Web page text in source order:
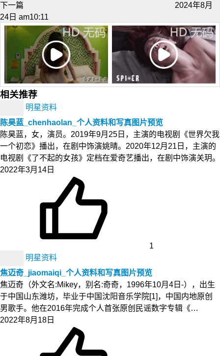
下一篇
2024年8月
24日 am10:11
相关推荐
明星资料
陈昊蓝_chenhaolan_个人资料和写真图片预览
陈昊蓝，女，演员。2019年9月25日，主演的电视剧《世界欠我
一个初恋》播出，在剧中饰演姚晴。2020年12月21日，主演的
电视剧《了不起的女孩》定档在爱奇艺播出，在剧中饰演关玥。
2022年3月14日
1
明星资料
焦迈奇_jiaomaiqi_个人资料和写真图片预览
焦迈奇（外文名:Mikey，别名:奇奇，1996年10月4日-），出生
于中国山东潍坊，毕业于中国沈阳音乐学院[1]，中国内地原创
男歌手。他在2016年完成个人首张原创民谣数字专辑《…
2022年8月18日